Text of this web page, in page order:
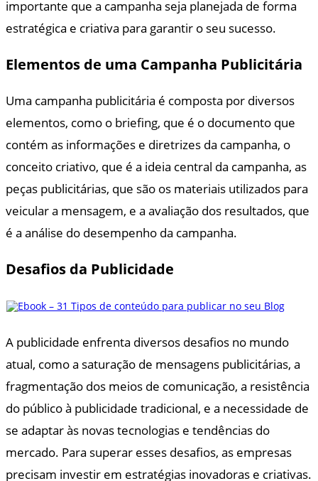
importante que a campanha seja planejada de forma
estratégica e criativa para garantir o seu sucesso.
Elementos de uma Campanha Publicitária
Uma campanha publicitária é composta por diversos
elementos, como o briefing, que é o documento que
contém as informações e diretrizes da campanha, o
conceito criativo, que é a ideia central da campanha, as
peças publicitárias, que são os materiais utilizados para
veicular a mensagem, e a avaliação dos resultados, que
é a análise do desempenho da campanha.
Desafios da Publicidade
A publicidade enfrenta diversos desafios no mundo
atual, como a saturação de mensagens publicitárias, a
fragmentação dos meios de comunicação, a resistência
do público à publicidade tradicional, e a necessidade de
se adaptar às novas tecnologias e tendências do
mercado. Para superar esses desafios, as empresas
precisam investir em estratégias inovadoras e criativas.